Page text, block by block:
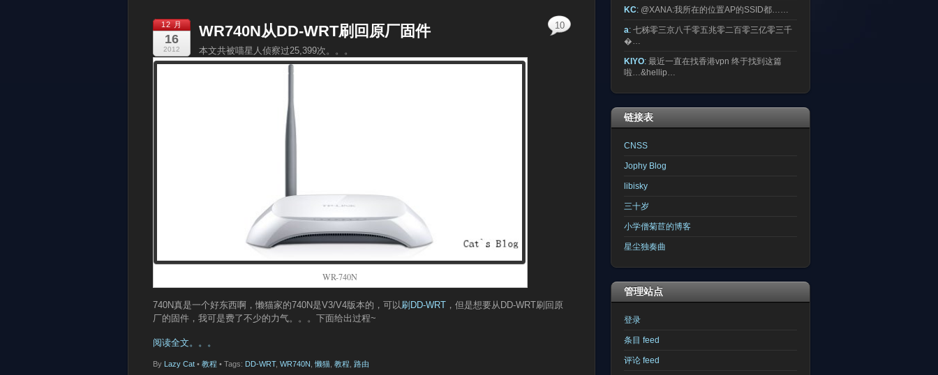
12 月
16
2012
WR740N从DD-WRT刷回原厂固件
本文共被喵星人侦察过25,399次。。。
WR-740N
740N真是一个好东西啊，懒猫家的740N是V3/V4版本的，可以刷DD-WRT ，但是想要从DD-WRT刷回原
厂的固件，我可是费了不少的力气。。。下面给出过程~
阅读全文。。。
By Lazy Cat • 教程
10
• Tags: DD-WRT, WR740N 懒猫 教程 路由
KC: @XANA:我所在的位置AP的SSID都……
a: 七秭零三京八千零五兆零二百零三亿零三千
�…
KIYO: 最近一直在找香港vpn 终于找到这篇
啦…&hellip…
链接表
CNSS
Jophy Blog
libisky
三十岁
小学僧菊苣的博客
星尘独奏曲
管理站点
登录
条目 feed
评论 feed